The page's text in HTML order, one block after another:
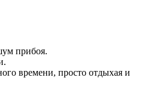
прибоя.
времени, просто отдыхая и